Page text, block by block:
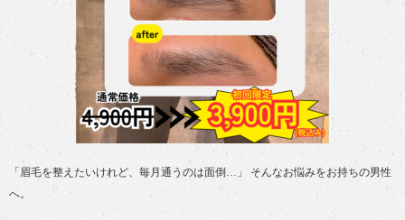
「眉毛を整えたいけれど、毎月通うのは面倒…」 そんなお悩みをお持ちの男性
へ。